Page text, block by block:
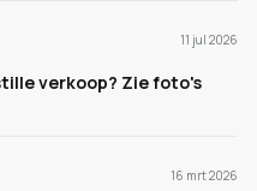
11 jul 2026
verkoop? Zie foto's
16 mrt 2026